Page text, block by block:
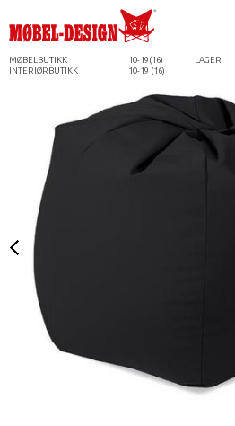
MØBELBUTIKK 10-19(16) LAGER
INTERIØRBUTIKK
10-19 (16)